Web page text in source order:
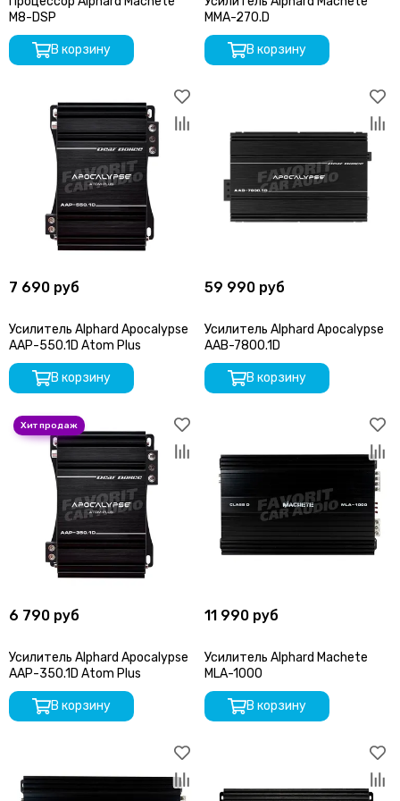
ARIA
Audio nova
ACV
Avatar
Alligator
AMP by A. Vakhtin
AZ-13 SPL Power
Axton
Black Hydra
Blackview
Braim
BRAX
Calcell
Centurion
CDT
ComfortMat
Challenger
СтартВольт
DD Audio
D/S/D
EDGE
ESX
E.O.S.
FSD Audio
GAS
M8-DSP
В корзину
MMA-270.D
В корзину
7 690 руб
Усилитель Alphard Apocalypse
AAP-550.1D Atom Plus
В корзину
59 990 руб
Усилитель Alphard Apocalypse
AAB-7800.1D
В корзину
6 790 руб
Усилитель Alphard Apocalypse
AAP-350.1D Atom Plus
В корзину
11 990 руб
Усилитель Alphard Machete
MLA-1000
В корзину